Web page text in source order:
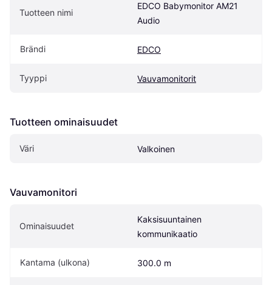
Tuotteen nimi
EDCO Babymonitor AM21
Audio
Brändi EDCO
Tyyppi Vauvamonitorit
Tuotteen ominaisuudet
Väri Valkoinen
Vauvamonitori
Ominaisuudet
Kaksisuuntainen
kommunikaatio
Kantama (ulkona) 300.0 m